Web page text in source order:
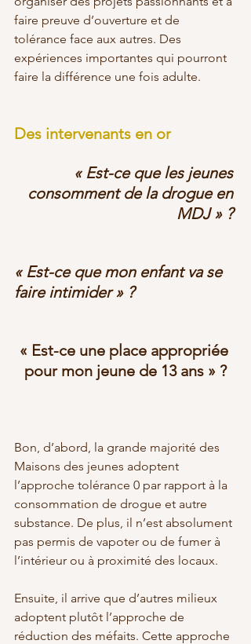
faire preuve d’ouverture et de
tolérance face aux autres. Des
expériences importantes qui pourront
faire la différence une fois adulte.
Des intervenants en or
« Est-ce que les jeunes
consomment de la drogue en
MDJ » ?
« Est-ce que mon enfant va se
faire intimider » ?
« Est-ce une place appropriée
pour mon jeune de 13 ans » ?
Bon, d’abord, la grande majorité des
Maisons des jeunes adoptent
l’approche tolérance 0 par rapport à la
consommation de drogue et autre
substance. De plus, il n’est absolument
pas permis de vapoter ou de fumer à
l’intérieur ou à proximité des locaux.
Ensuite, il arrive que d’autres milieux
adoptent plutôt l’approche de
réduction des méfaits. Cette approche